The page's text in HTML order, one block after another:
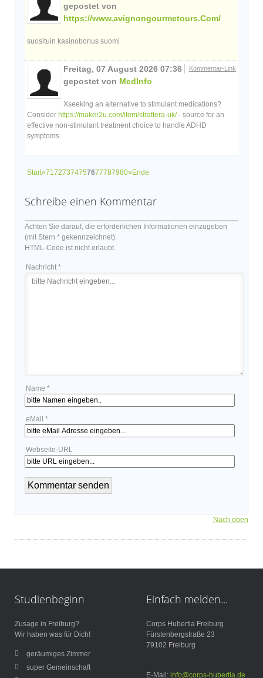
gepostet von
https://www.avignongourmetours.Com/
suosituin kasinobonus suomi
Kommentar-Link
Freitag, 07 August 2026 07:36
gepostet von MedInfo
Xseeking an alternative to stimulant medications?
Consider https://maker2u.com/item/strattera-uk/- source for an
effective non-stimulant treatment choice to handle ADHD
symptoms.
Start«71727374757677787980»Ende
Schreibe einen Kommentar
Achten Sie darauf, die erforderlichen Informationen einzugeben
(mit Stern * gekennzeichnet).
HTML-Code ist nicht erlaubt.
Nachricht *
Name *
eMail *
Webseite-URL
Nach oben
Studienbeginn
Zusage in Freiburg?
Wir haben was für Dich!
geräumiges Zimmer
super Gemeinschaft
Einfach melden...
Corps Hubertia Freiburg
Fürstenbergstraße 23
79102 Freiburg
E-Mail: info@corps-hubertia.de